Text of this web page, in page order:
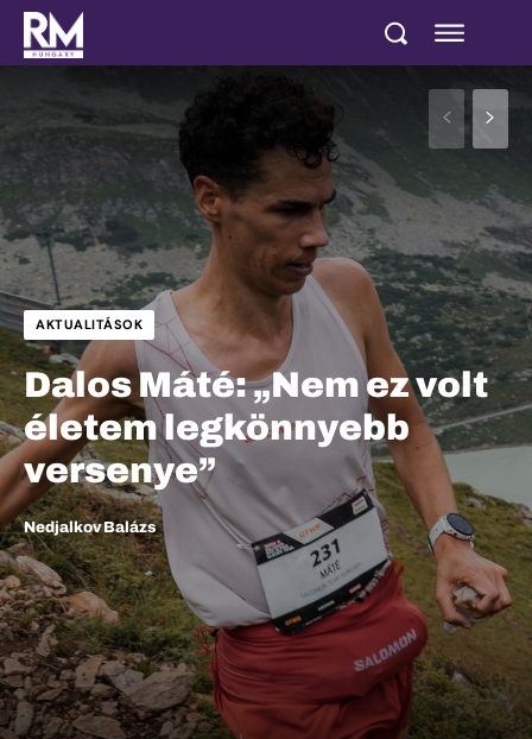
AKTUALITÁSOK
Dalos Máté: „Nem ez volt
életem legkönnyebb
versenye”
Nedjalkov Balázs